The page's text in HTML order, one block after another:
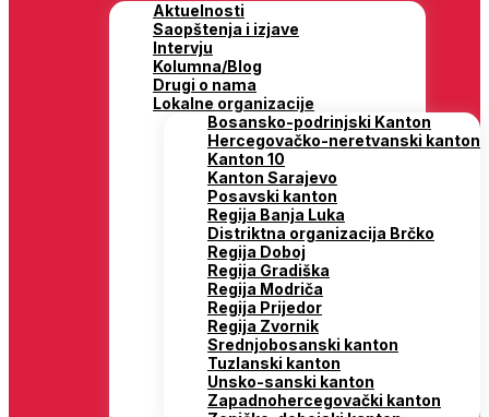
Aktuelnosti
Saopštenja i izjave
Intervju
Kolumna/Blog
Drugi o nama
Lokalne organizacije
Bosansko-podrinjski Kanton
Hercegovačko-neretvanski kanton
Kanton 10
Kanton Sarajevo
Posavski kanton
Regija Banja Luka
Distriktna organizacija Brčko
Regija Doboj
Regija Gradiška
Regija Modriča
Regija Prijedor
Regija Zvornik
Srednjobosanski kanton
Tuzlanski kanton
Unsko-sanski kanton
Zapadnohercegovački kanton